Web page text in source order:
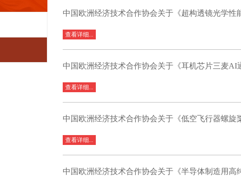
中国欧洲经济技术合作协会关于《超构透镜光学
查看详细...
中国欧洲经济技术合作协会关于《耳机芯片三麦
查看详细...
中国欧洲经济技术合作协会关于《低空飞行器螺
查看详细...
中国欧洲经济技术合作协会关于《半导体制造用